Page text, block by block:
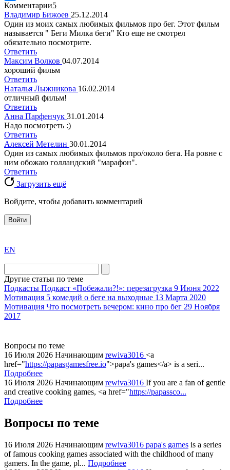
Комментарии5
Владимир Бижоев 25.12.2014
Один из моих самых любимых фильмов про бег. Этот фильм
называется " Беги Милка беги" Кто еще не смотрел
обязательно посмотрите.
Ответить
Максим Волков 04.07.2014
хороший фильм
Ответить
Наталья Лыжникова 16.02.2014
отличный фильм!
Ответить
Анна Парфенчук 31.01.2014
Надо посмотреть :)
Ответить
Алексей Метелин 30.01.2014
Один из самых любимых фильмов про/около бега. На ровне с
ним обожаю голландский "марафон".
Ответить
Загрузить ещё
Войдите, чтобы добавить комментарий
Войти
the
division
agent
watch
replica
showcases
substantial
swiss
replica
bvlgari
watches
+maserati
online
cheap
https://ylfactoryrolex.com/
hilarity
exceptional
EN
Другие статьи по теме
Подкасты Подкаст «Побежали?!»: перезагрузка 9 Июня 2022
Мотивация 5 комедий о беге на выходные 13 Марта 2020
Мотивация Что посмотреть вечером: кино про бег 29 Ноября
2017
Вопросы по теме
16 Июля 2026 Начинающим rewiva3016 <a
href="https://papasgamesfree.io">papa's games</a> is a seri...
Подробнее
16 Июля 2026 Начинающим rewiva3016 If you are a fan of gentle
and creative cooking games, <a href="https://papassco...
Подробнее
Вопросы по теме
16 Июля 2026 Начинающим rewiva3016 papa's games is a series
of famous cooking games associated with the childhood of many
gamers. In the game, pl... Подробнее